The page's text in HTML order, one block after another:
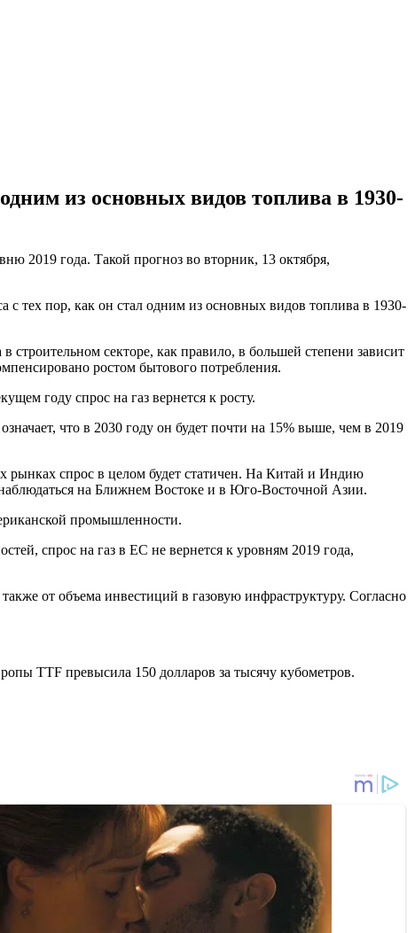
из основных видов топлива в 1930-
2019 года. Такой прогноз во вторник, 13 октября,
тех пор, как он стал одним из основных видов топлива в 1930-
секторе, как правило, в большей степени зависит
ростом бытового потребления.
году спрос на газ вернется к росту.
что в 2030 году он будет почти на 15% выше, чем в 2019
рынках спрос в целом будет статичен. На Китай и Индию
наблюдаться на Ближнем Востоке и в Юго-Восточной Азии.
промышленности.
спрос на газ в ЕС не вернется к уровням 2019 года,
от объема инвестиций в газовую инфраструктуру. Согласно
TTF превысила 150 долларов за тысячу кубометров.